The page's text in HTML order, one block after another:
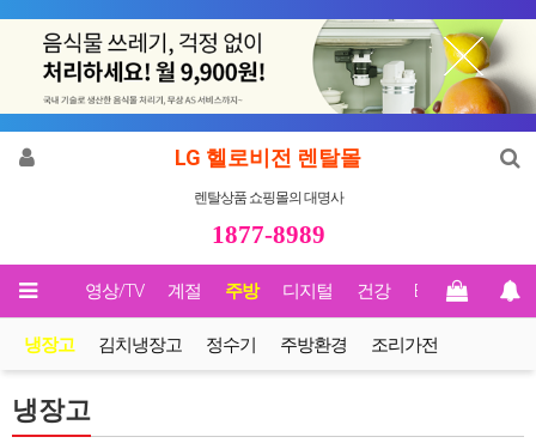
LG 헬로비전 렌탈몰
렌탈상품 쇼핑몰의 대명사
1877-8989
메인 영상/TV 계절 주방 디지털 건강 Biz렌탈
냉장고 김치냉장고 정수기 주방환경 조리가전
냉장고